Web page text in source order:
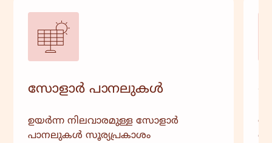
സോളാർ പാനലുകൾ
ഉയർന്ന നിലവാരമുള്ള സോളാർ
പാനലുകൾ സൂര്യപ്രകാശം